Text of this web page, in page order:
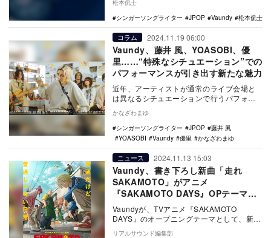
松本侃士
シンガーソングライター
JPOP Vaundy 松本侃士
コラム 2024.11.19 06:00
Vaundy、藤井 風、YOASOBI、優
里……“特殊なシチュエーション”での
パフォーマンスが引き出す新たな魅力
近年、アーティストが通常のライブ会場と
は異なるシチュエーションで行うパフォー
井 風、…
かなざわまゆ
シンガーソングライター
JPOP
藤井 風
YOASOBI
Vaundy 優里 かなざわまゆ
ニュース 2024.11.13 15:03
Vaundy、書き下ろし新曲「走れ
SAKAMOTO」がアニメ
『SAKAMOTO DAYS』OPテーマ
に 楽曲使用のメインPVも
Vaundyが、TVアニメ『SAKAMOTO
DAYS』のオープニングテーマとして、新曲
「走れSAKAMOTO」を書き下ろし。あ…
リアルサウンド編集部